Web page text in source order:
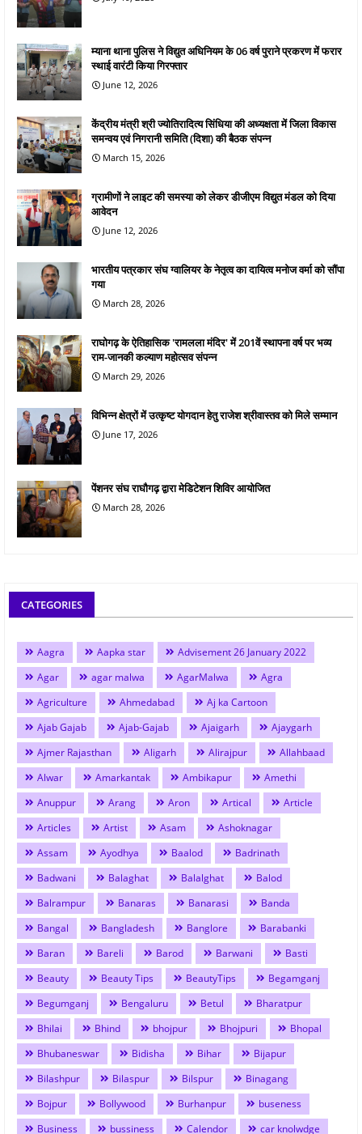
म्याना थाना पुलिस ने विद्युत अधिनियम के 06 वर्ष पुराने प्रकरण में फरार
स्थाई वारंटी किया गिरफ्तार
June 12, 2026
केंद्रीय मंत्री श्री ज्योतिरादित्य सिंधिया की अध्यक्षता में जिला विकास
समन्वय एवं निगरानी समिति (दिशा) की बैठक संपन्न
March 15, 2026
ग्रामीणों ने लाइट की समस्या को लेकर डीजीएम विद्युत मंडल को दिया
आवेदन
June 12, 2026
भारतीय पत्रकार संघ ग्वालियर के नेतृत्व का दायित्व मनोज वर्मा को सौंपा
गया
March 28, 2026
राघोगढ़ के ऐतिहासिक 'रामलला मंदिर' में 201वें स्थापना वर्ष पर भव्य
राम-जानकी कल्याण महोत्सव संपन्न
March 29, 2026
विभिन्न क्षेत्रों में उत्कृष्ट योगदान हेतु राजेश श्रीवास्तव को मिले सम्मान
June 17, 2026
पेंशनर संघ राघौगढ़ द्वारा मेडिटेशन शिविर आयोजित
March 28, 2026
CATEGORIES
Aagra Aapka star
Advisement 26 January 2022
Agar
agar malwa AgarMalwa
Agra
Agriculture
Ahmedabad
Aj ka Cartoon
Ajab Gajab
Ajab-Gajab Ajaigarh
Ajaygarh
Ajmer Rajasthan
Aligarh Alirajpur
Allahbaad
Alwar
Amarkantak Ambikapur
Amethi
Anuppur
Arang Aron Artical
Article
Articles
Artist Asam
Ashoknagar
Assam
Ayodhya Baalod
Badrinath
Badwani
Balaghat Balalghat
Balod
Balrampur
Banaras Banarasi
Banda
Bangal
Bangladesh Banglore
Barabanki
Baran
Bareli Barod Barwani
Basti
Beauty
Beauty Tips BeautyTips
Begamganj
Begumganj
Bengaluru Betul
Bharatpur
Bhilai
Bhind bhojpur Bhojpuri
Bhopal
Bhubaneswar
Bidisha Bihar
Bijapur
Bilashpur
Bilaspur Bilspur
Binagang
Bojpur
Bollywood Burhanpur
buseness
Business
bussiness Calendor car knolwdge